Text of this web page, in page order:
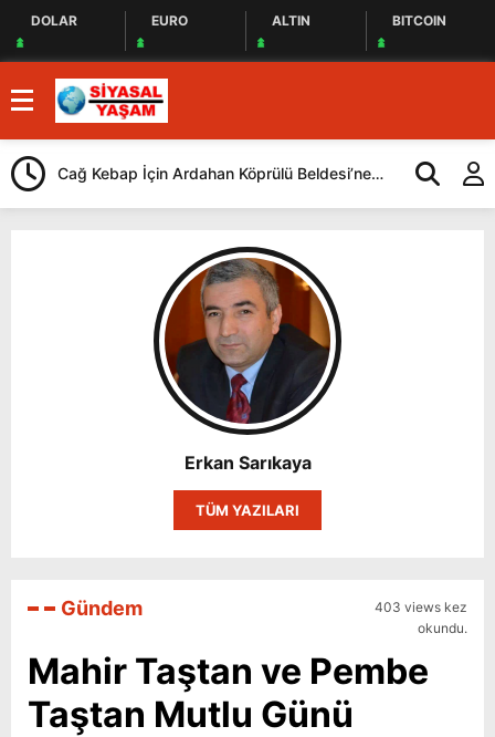
DOLAR EURO ALTIN BITCOIN
Cağ Kebap İçin Ardahan Köprülü Beldesi’ne
Geliyorlar
CHP,
Yaptı
Erkan Sarıkaya
TÜM YAZILARI
Gündem
403 views kez
okundu.
Mahir Taştan ve Pembe
Taştan Mutlu Günü